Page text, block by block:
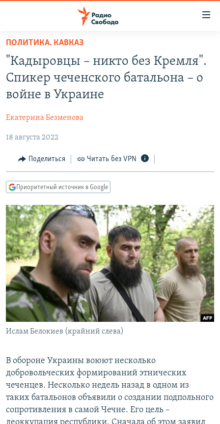
упрощенного
доступа
Вернуться
основному
Вернутся
навигации
Вернутся
поиску
ПРОГРАММЫ
ПОДКАСТЫ
АВТОРСКИЕ ПРОЕКТЫ
МНЕНИЯ
КУЛЬТУРА
IDEL.РЕАЛИИ
СЕВЕР.РЕАЛИИ
СИБИРЬ.РЕАЛИИ
РАСПИСАНИЕ ВЕЩАНИЯ
ПОДПИШИТЕСЬ НА РАССЫЛКУ
СОЦИАЛЬНЫЕ СЕТИ
ПОЛИТИКА. КАВКАЗ
"Кадыровцы – никто без Кремля".
Спикер чеченского батальона – о
войне в Украине
Екатерина Безменова
18 августа 2022
Поделиться Читать без VPN
Приоритетный источник в Google
Ислам Белокиев (крайний слева)
В обороне Украины воюют несколько
добровольческих формирований этнических
чеченцев. Несколько недель назад в одном из
таких батальонов объявили о создании подпольного
сопротивления в самой Чечне. Его цель –